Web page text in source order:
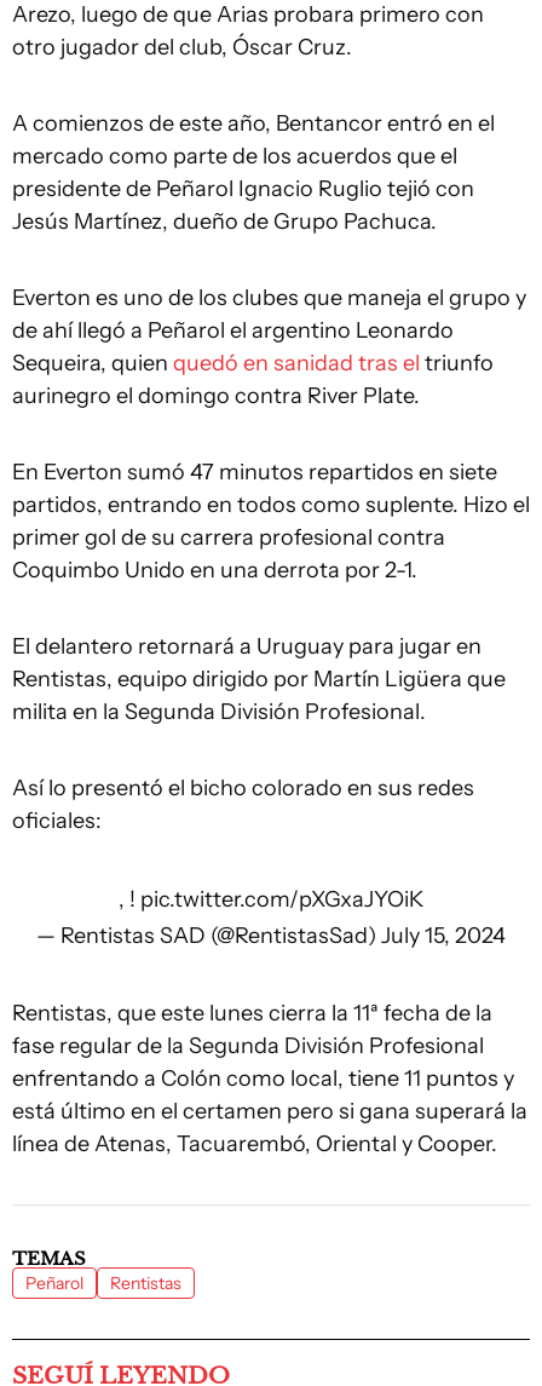
Arezo, luego de que Arias probara primero con
otro jugador del club, Óscar Cruz.
A comienzos de este año, Bentancor entró en el
mercado como parte de los acuerdos que el
presidente de Peñarol Ignacio Ruglio tejió con
Jesús Martínez, dueño de Grupo Pachuca.
Everton es uno de los clubes que maneja el grupo y
de ahí llegó a Peñarol el argentino Leonardo
Sequeira, quien quedó en sanidad tras el triunfo
aurinegro el domingo contra River Plate.
En Everton sumó 47 minutos repartidos en siete
partidos, entrando en todos como suplente. Hizo el
primer gol de su carrera profesional contra
Coquimbo Unido en una derrota por 2-1.
El delantero retornará a Uruguay para jugar en
Rentistas, equipo dirigido por Martín Ligüera que
milita en la Segunda División Profesional.
Así lo presentó el bicho colorado en sus redes
oficiales:
, ! pic.twitter.com/pXGxaJYOiK
— Rentistas SAD (@RentistasSad) July 15, 2024
Rentistas, que este lunes cierra la 11ª fecha de la
fase regular de la Segunda División Profesional
enfrentando a Colón como local, tiene 11 puntos y
está último en el certamen pero si gana superará la
línea de Atenas, Tacuarembó, Oriental y Cooper.
TEMAS
Peñarol Rentistas
SEGUÍ LEYENDO